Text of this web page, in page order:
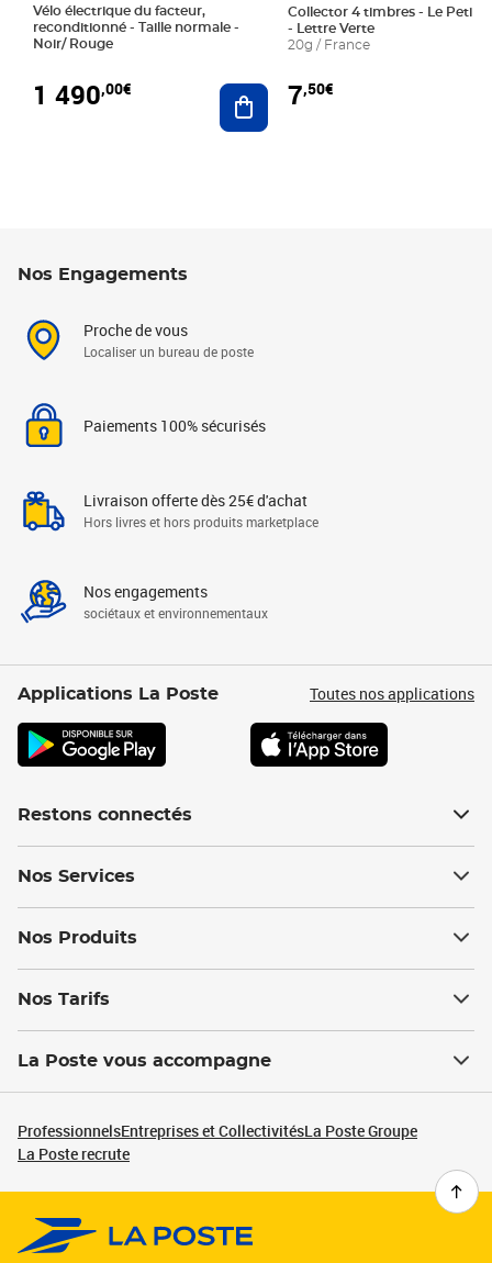
Vélo électrique du facteur,
reconditionné - Taille normale -
Noir/ Rouge
1 490,00€ Ajouter au panier
Collector 4 timbres - Le Petit
- Lettre Verte
20g / France
7,50€
Nos Engagements
Proche de vous
Localiser un bureau de poste
Paiements 100% sécurisés
Livraison offerte dès 25€ d'achat
Hors livres et hors produits marketplace
Nos engagements
sociétaux et environnementaux
Applications La Poste Toutes nos applications
Restons connectés
Nos Services
Nos Produits
Nos Tarifs
La Poste vous accompagne
ProfessionnelsEntreprises et CollectivitésLa Poste Groupe
La Poste recrute